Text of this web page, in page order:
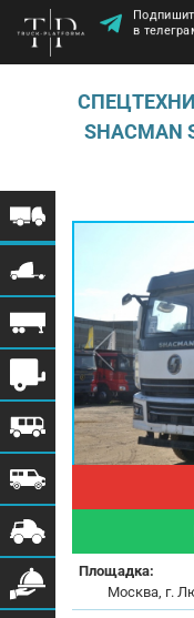
в
SHACMAN
Площадка:
Москва, г.